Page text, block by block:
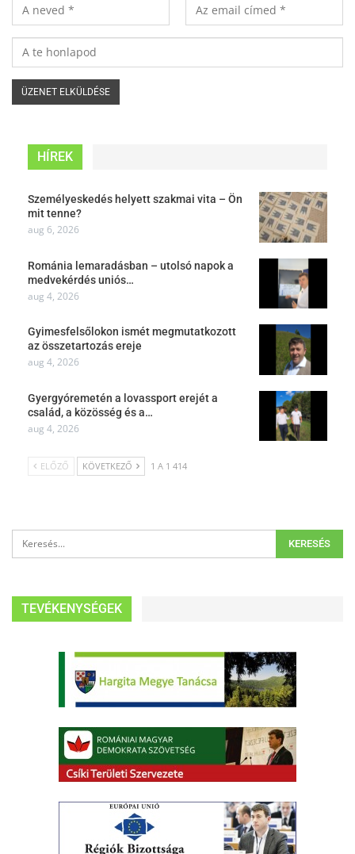
HÍREK
Személyeskedés helyett szakmai vita – Ön
mit tenne?
aug 6, 2026
Románia lemaradásban – utolsó napok a
medvekérdés uniós…
aug 4, 2026
Gyimesfelsőlokon ismét megmutatkozott
az összetartozás ereje
aug 4, 2026
Gyergyóremetén a lovassport erejét a
család, a közösség és a…
aug 4, 2026
ELŐZŐ KÖVETKEZŐ 1 A 1 414
TEVÉKENYSÉGEK